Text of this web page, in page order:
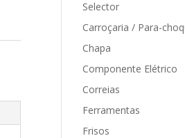
Selector
Carroçaria / Para-
Chapa
Componente Elétrico
Correias
Ferramentas
Frisos